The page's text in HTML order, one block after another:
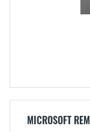
MICROSOFT